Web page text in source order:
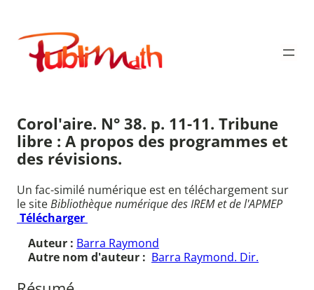
contenu
Publimath
Corol'aire. N° 38. p. 11-11. Tribune
libre : A propos des programmes et
des révisions.
Un fac-similé numérique est en téléchargement sur
le siteBibliothèque numérique des IREM et de l'APMEP
Télécharger
Auteur : Barra Raymond
Autre nom d'auteur : Barra Raymond. Dir.